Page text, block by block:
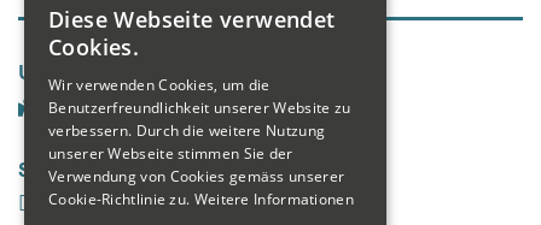
Unsere Seiten
Social Media
GERMAN
FRENCH
Diese Webseite verwendet
Cookies.
Wir verwenden Cookies, um die
Benutzerfreundlichkeit unserer Website zu
verbessern. Durch die weitere Nutzung
unserer Webseite stimmen Sie der
Verwendung von Cookies gemäss unserer
Cookie-Richtlinie zu. Weitere Informationen